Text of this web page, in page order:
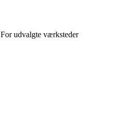
For udvalgte værksteder